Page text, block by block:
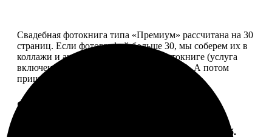
Свадебная фотокнига типа «Премиум» рассчитана на 30
страниц. Если фотографий больше 30, мы соберем их в
коллажи и аккуратно разместим в фотокниге (услуга
включена, стоимость останется прежней). А потом
пришлем вам на согласование развороты.
Форматы и цены
Цена, руб.